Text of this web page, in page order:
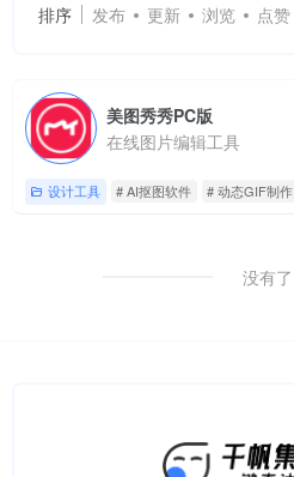
排序 发布 更新 浏览 点赞
美图秀秀PC版
在线图片编辑工具
设计工具 # AI抠图软件 # 动态GIF制作
没有了